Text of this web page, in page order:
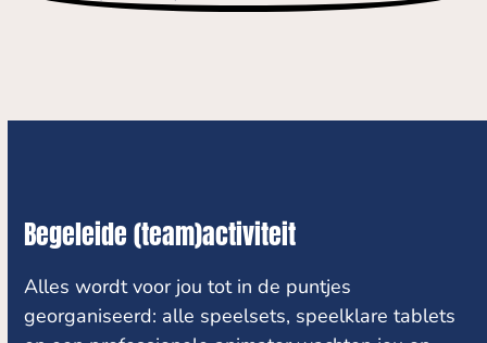
Begeleide (team)activiteit
Alles wordt voor jou tot in de puntjes
georganiseerd: alle speelsets, speelklare tablets